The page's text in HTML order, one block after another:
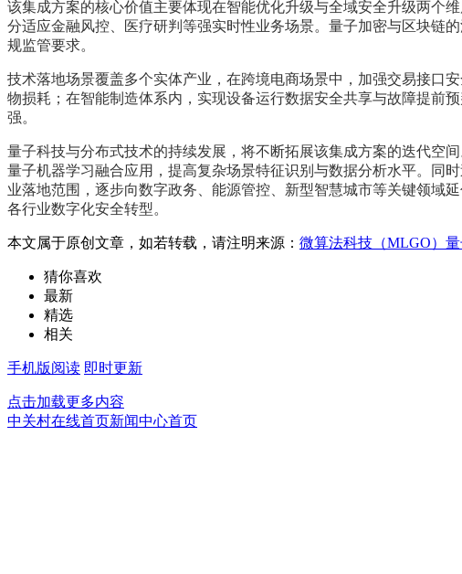
该集成方案的核心价值主要体现在智能优化升级与全域安全升级两个
分适应金融风控、医疗研判等强实时性业务场景。量子加密与区块链
规监管要求。
技术落地场景覆盖多个实体产业，在跨境电商场景中，加强交易接口
物损耗；在智能制造体系内，实现设备运行数据安全共享与故障提前
强。
量子科技与分布式技术的持续发展，将不断拓展该集成方案的迭代空
量子机器学习融合应用，提高复杂场景特征识别与数据分析水平。同
业落地范围，逐步向数字政务、能源管控、新型智慧城市等关键领域
各行业数字化安全转型。
本文属于原创文章，如若转载，请注明来源： 微算法科技（MLGO）
猜你喜欢
最新
精选
相关
手机版阅读 即时更新
点击加载更多内容
中关村在线首页新闻中心首页